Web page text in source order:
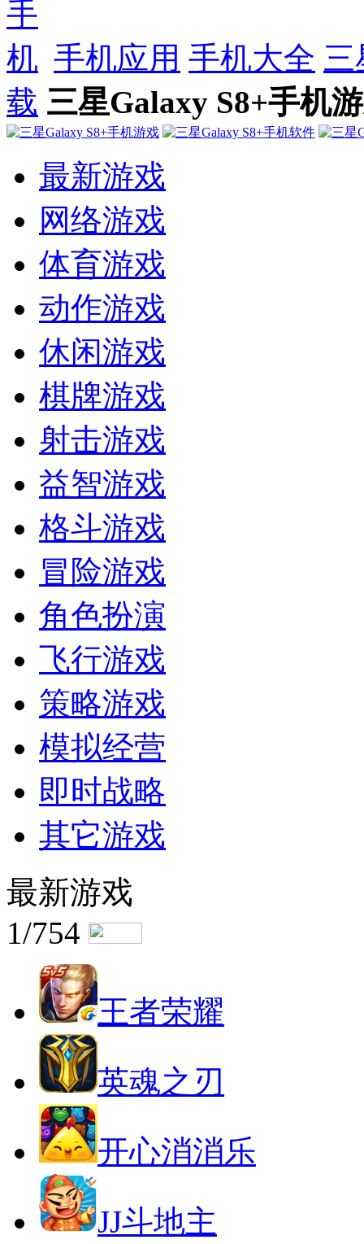
手机应用 手机大全 三
载 三星Galaxy S8+手机
最新游戏
网络游戏
体育游戏
动作游戏
休闲游戏
棋牌游戏
射击游戏
益智游戏
格斗游戏
冒险游戏
角色扮演
飞行游戏
策略游戏
模拟经营
即时战略
其它游戏
最新游戏
1/754
王者荣耀
英魂之刃
开心消消乐
JJ斗地主